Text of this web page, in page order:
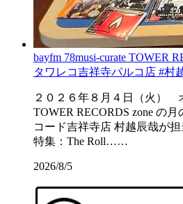
bayfm 78musi-curate TOWER
タワレコ吉祥寺パルコ店 #村
２０２６年８月４日（火）
TOWER RECORDS zone の
コード吉祥寺店 村越辰哉が
特集：The Roll……
2026/8/5